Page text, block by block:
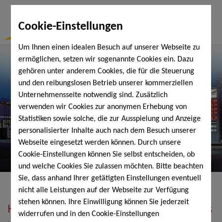
Cookie-Einstellungen
Um Ihnen einen idealen Besuch auf unserer Webseite zu
ermöglichen, setzen wir sogenannte Cookies ein. Dazu
gehören unter anderem Cookies, die für die Steuerung
und den reibungslosen Betrieb unserer kommerziellen
Unternehmensseite notwendig sind. Zusätzlich
verwenden wir Cookies zur anonymen Erhebung von
Statistiken sowie solche, die zur Ausspielung und Anzeige
personalisierter Inhalte auch nach dem Besuch unserer
Webseite eingesetzt werden können. Durch unsere
Cookie-Einstellungen können Sie selbst entscheiden, ob
und welche Cookies Sie zulassen möchten. Bitte beachten
Sie, dass anhand Ihrer getätigten Einstellungen eventuell
nicht alle Leistungen auf der Webseite zur Verfügung
stehen können. Ihre Einwilligung können Sie jederzeit
widerrufen und in den Cookie-Einstellungen
Heizöl, Diesel, Schmierstoffe, Holzpellets